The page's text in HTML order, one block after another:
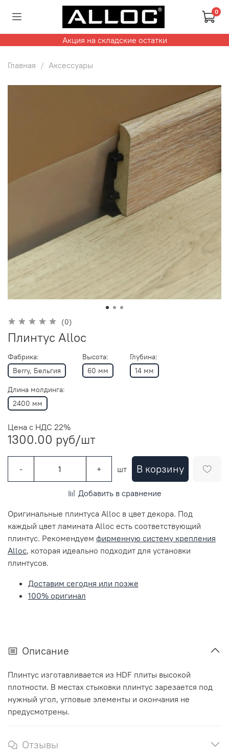
0
Акция на складские остатки
Главная Аксессуары
(0)
Плинтус Alloc
Фабрика:
Berry, Бельгия
Высота:
60 мм
Глубина:
14 мм
Длина молдинга:
2400 мм
Цена с НДС 22%
1300.00 руб/шт
- + шт В корзину
Добавить в сравнение
Оригинальные плинтуса Alloc в цвет декора. Под
каждый цвет ламината Alloc есть соответствующий
плинтус. Рекомендуем фирменную систему крепления
Alloc, которая идеально подходит для установки
плинтусов.
Доставим сегодня или позже
100% оригинал
Описание
Плинтус изготавливается из HDF плиты высокой
плотности. В местах стыковки плинтус зарезается под
нужный угол, угловые элементы и окончания не
предусмотрены.
Отзывы